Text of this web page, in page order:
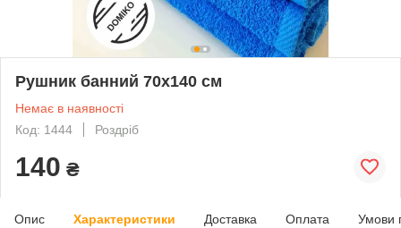
Рушник банний 70х140 см
Немає в наявності
Код: 1444
Роздріб
140 ₴
Опис Характеристики Доставка Оплата Умови